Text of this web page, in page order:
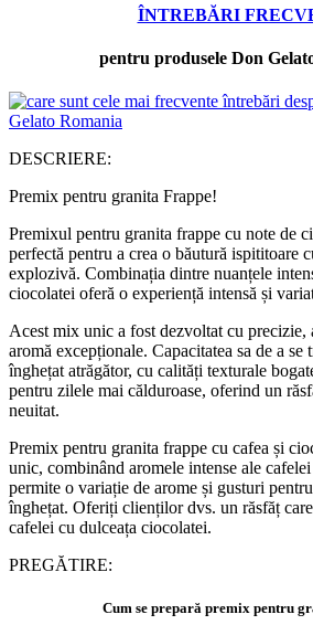
ÎNTREBĂRI
pentru produsele Don
DESCRIERE:
Premix pentru granita Frappe!
Premixul pentru granita frappe cu note de
perfectă pentru a crea o băutură ispititoare
explozivă. Combinația dintre nuanțele
ciocolatei oferă o experiență intensă și
Acest mix unic a fost dezvoltat cu precizie,
aromă excepționale. Capacitatea sa de a
înghețat atrăgător, cu calități texturale
pentru zilele mai călduroase, oferind un
neuitat.
Premix pentru granita frappe cu cafea și
unic, combinând aromele intense ale
permite o variație de arome și gusturi
înghețat. Oferiți clienților dvs. un răsfăț
cafelei cu dulceața ciocolatei.
PREGĂTIRE:
Cum se prepară premix pentru